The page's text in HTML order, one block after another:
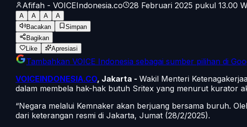
Afifah - VOICEIndonesia.co 28 Februari 2025 pukul 13.00
A A A
A
Bacakan
Simpan
Bagikan
Like
Apresiasi
Tambahkan VOICE Indonesia sebagai sumber pilihan di
VOICEINDONESIA.CO, Jakarta - Wakil Menteri
dalam membela hak-hak butuh Sritex yang menurut kurator
“Negara melalui Kemnaker akan berjuang bersama buruh.
dari keterangan resmi di Jakarta, Jumat (28/2/2025).